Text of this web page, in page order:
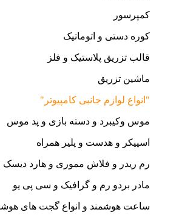
کمپرسور
کوره دستی و اتوماتیک
قالب تزریق پلاستیک و فلز
ماشین تزریق
"انواع لوازم جانبی کامپیوتر"
موس وکیبرد و دسته بازی و پد موس
اسپیکر و هدست و پلیر همراه
رم ریدر و فلاش مموری و هارد دیسک
مادر بردو رم و گرافیک و سی پی یو
ساعت هوشمند و انواع گجت های